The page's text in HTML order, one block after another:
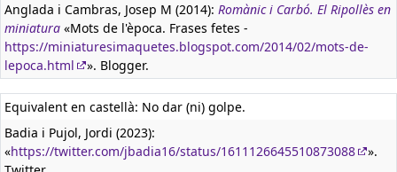
Anglada i Cambras, Josep M (2014): Romànic i Carbó. El Ripollès en
miniatura «Mots de l'època. Frases fetes -
https://miniaturesimaquetes.blogspot.com/2014/02/mots-de-
lepoca.html
». Blogger.
Equivalent en castellà: No dar (ni) golpe.
Badia i Pujol, Jordi (2023):
«https://twitter.com/jbadia16/status/1611126645510873088
».